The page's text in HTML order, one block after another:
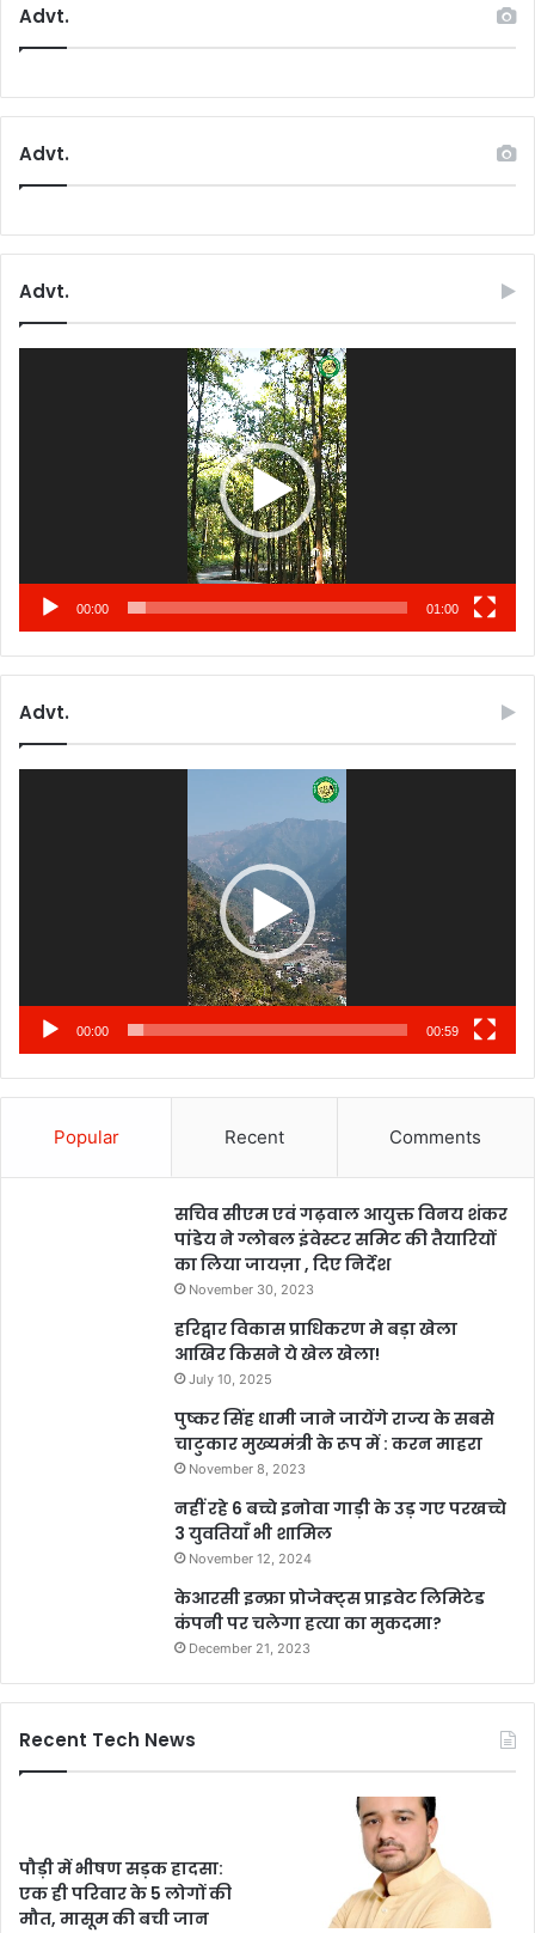
Advt.
Advt.
Advt.
00:00 01:00
Advt.
00:00 00:59
Popular Recent Comments
सचिव सीएम एवं गढ़वाल आयुक्त विनय शंकर
पांडेय ने ग्लोबल इंवेस्टर समिट की तैयारियों
का लिया जायज़ा , दिए निर्देश
November 30, 2023
हरिद्वार विकास प्राधिकरण मे बड़ा खेला
आखिर किसने ये खेल खेला!
July 10, 2025
पुष्कर सिंह धामी जाने जायेंगे राज्य के सबसे
चाटुकार मुख्यमंत्री के रूप में : करन माहरा
November 8, 2023
नहीं रहे 6 बच्चे इनोवा गाड़ी के उड़ गए परखच्चे
3 युवतियाँ भी शामिल
November 12, 2024
केआरसी इन्फ्रा प्रोजेक्ट्स प्राइवेट लिमिटेड
कंपनी पर चलेगा हत्या का मुकदमा?
December 21, 2023
Recent Tech News
पौड़ी में भीषण सड़क हादसा:
एक ही परिवार के 5 लोगों की
मौत, मासूम की बची जान